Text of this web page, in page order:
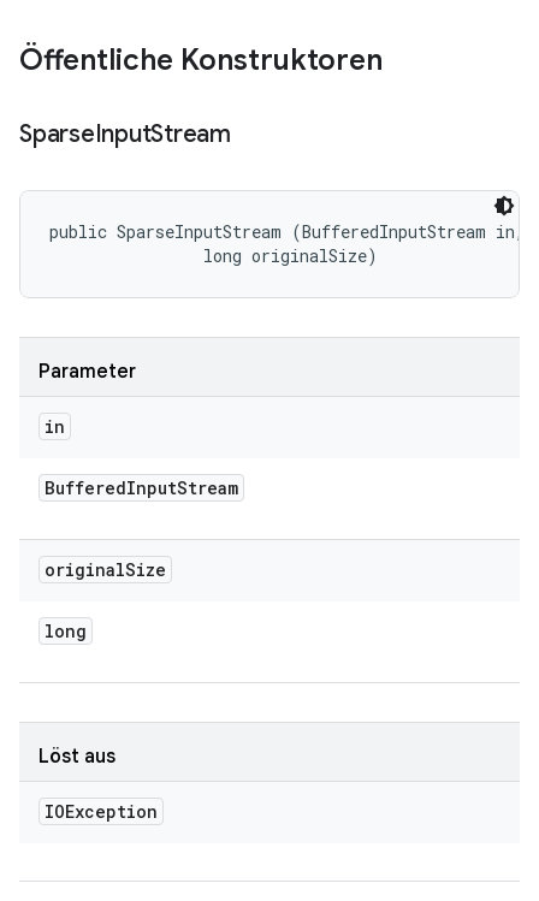
Öffentliche Konstruktoren
SparseInputStream
public SparseInputStream (BufferedInputStream in,
                long originalSize)
Parameter
in
BufferedInputStream
originalSize
long
Löst aus
IOException